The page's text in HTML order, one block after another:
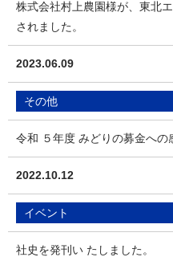
株式会社村上農園様が、東北
されました。
2023.06.09
その他
令和 ５年度 みどりの募金へ
2022.10.12
イベント
社史を発刊い たしました。